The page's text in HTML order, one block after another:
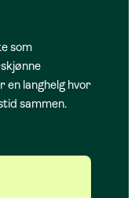
som
en langhelg hvor
sammen.